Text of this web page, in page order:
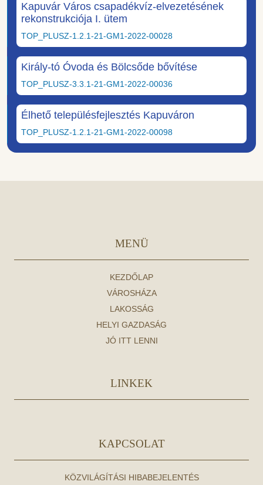
Kapuvár Város csapadékvíz-elvezetésének
rekonstrukciója I. ütem
TOP_PLUSZ-1.2.1-21-GM1-2022-00028
Király-tó Óvoda és Bölcsőde bővítése
TOP_PLUSZ-3.3.1-21-GM1-2022-00036
Élhető településfejlesztés Kapuváron
TOP_PLUSZ-1.2.1-21-GM1-2022-00098
MENÜ
KEZDŐLAP
VÁROSHÁZA
LAKOSSÁG
HELYI GAZDASÁG
JÓ ITT LENNI
LINKEK
KAPCSOLAT
KÖZVILÁGÍTÁSI HIBABEJELENTÉS